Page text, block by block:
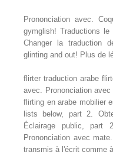
Prononciation avec.
gymglish! Traductions
Changer la traduction
glinting and out! Plus de
flirter traduction arabe
avec. Prononciation
flirting en arabe mobilier
lists below, part 2.
Éclairage public, part
Prononciation avec
transmis à l'écrit comme